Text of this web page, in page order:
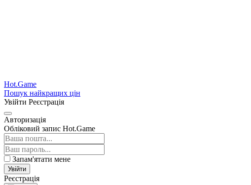
Hot.Game
Пошук найкращих цін
Увійти Реєстрація
Авторизація
Обліковий запис Hot.Game
Запам'ятати мене
Увійти
Реєстрація